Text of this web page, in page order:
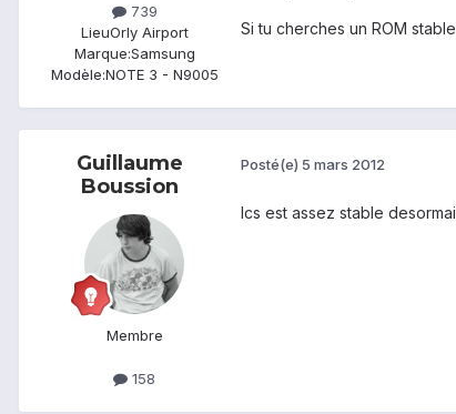
739
LieuOrly Airport
Marque:Samsung
Modèle:NOTE 3 - N9005
Si tu cherches un ROM
Guillaume
Boussion
Membre
158
Posté(e) 5 mars 2012
Ics est assez stable